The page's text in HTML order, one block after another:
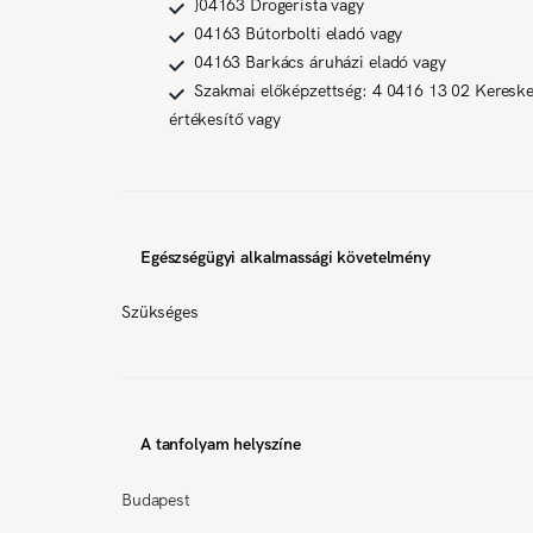
}04163 Drogerista vagy
04163 Bútorbolti eladó vagy
04163 Barkács áruházi eladó vagy
Szakmai előképzettség: 4 0416 13 02
értékesítő vagy
Egészségügyi alkalmassági követelmény
Szükséges
A tanfolyam helyszíne
Budapest